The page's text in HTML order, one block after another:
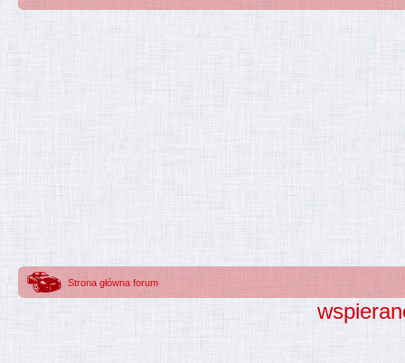
Strona główna forum